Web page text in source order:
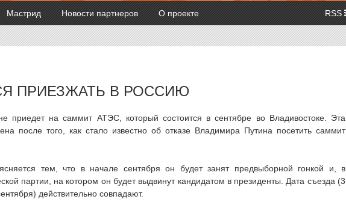
Мастрид Новости партнеров О проекте RSS
ПРИЕЗЖАТЬ В РОССИЮ
на саммит АТЭС, который состоится в сентябре во Владивостоке. Эта
после того, как стало известно об отказе Владимира Путина посетить саммит
тем, что в начале сентября он будет занят предвыборной гонкой и, в
партии, на котором он будет выдвинут кандидатом в президенты. Дата съезда (3
действительно совпадают.